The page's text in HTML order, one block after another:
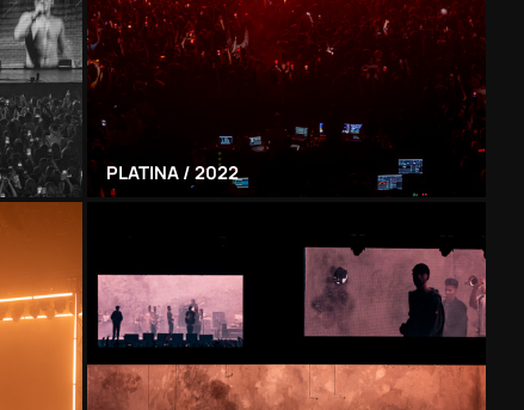
PLATINA / 2022